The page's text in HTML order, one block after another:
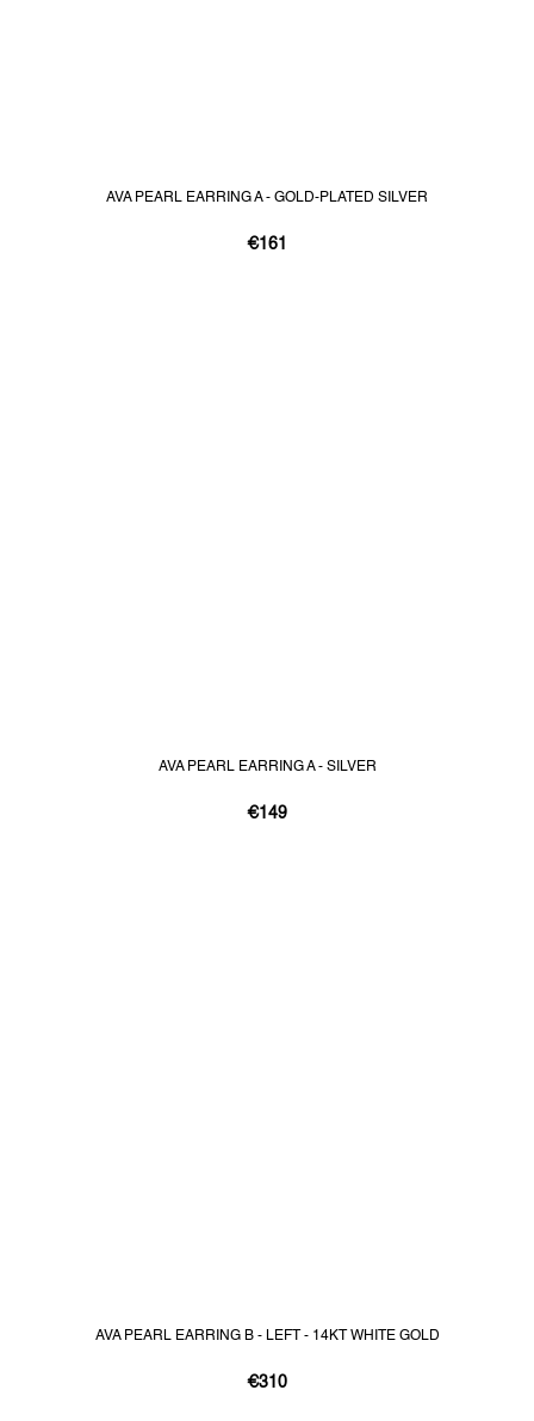
AVA PEARL EARRING A - GOLD-PLATED SILVER
€161
AVA PEARL EARRING A - SILVER
€149
AVA PEARL EARRING B - LEFT - 14KT WHITE GOLD
€310